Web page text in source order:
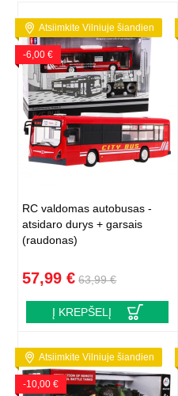
Atsiimkite Vilniuje šiandien
-6,00 €
RC valdomas autobusas -
atsidaro durys + garsais
(raudonas)
57,99 € 63,99 €
Į KREPŠELĮ
Atsiimkite Vilniuje šiandien
-10,00 €